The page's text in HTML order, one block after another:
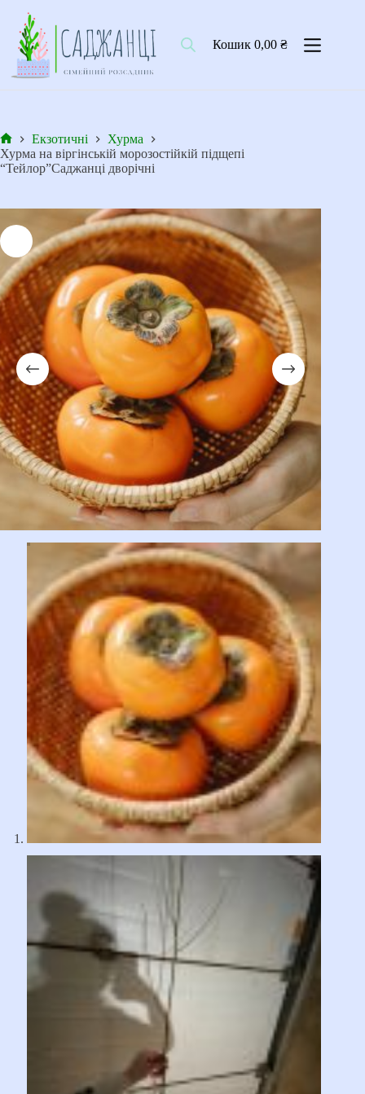
вмісту
Кошик0,00₴
Головна
Екзотичні
Хурма
Хурма на віргінській морозостійкій підщепі
“Тейлор”Саджанці дворічні